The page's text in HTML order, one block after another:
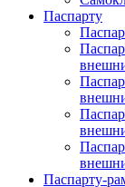
Паспарту
Паспарту-